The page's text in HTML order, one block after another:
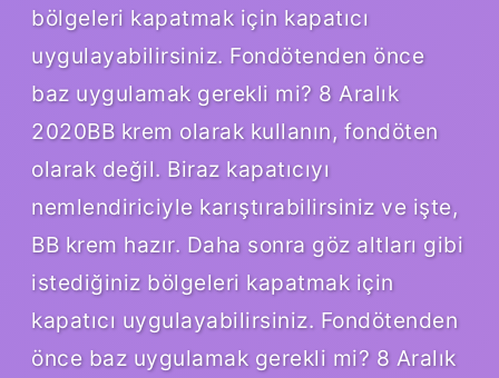
bölgeleri kapatmak için kapatıcı
uygulayabilirsiniz. Fondötenden önce
baz uygulamak gerekli mi? 8 Aralık
2020BB krem ​​olarak kullanın, fondöten
olarak değil. Biraz kapatıcıyı
nemlendiriciyle karıştırabilirsiniz ve işte,
BB krem ​​hazır. Daha sonra göz altları gibi
istediğiniz bölgeleri kapatmak için
kapatıcı uygulayabilirsiniz. Fondötenden
önce baz uygulamak gerekli mi? 8 Aralık